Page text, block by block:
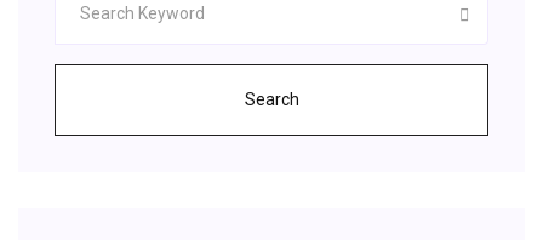
Search